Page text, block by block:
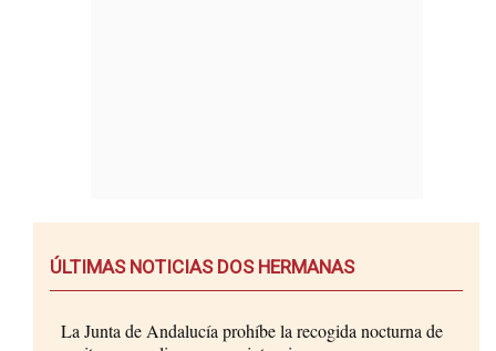
ÚLTIMAS NOTICIAS DOS HERMANAS
La Junta de Andalucía prohíbe la recogida nocturna de